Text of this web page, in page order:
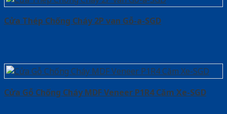
Cửa Thép Chống Cháy 2P van Gỗ-a-SGD
Cửa Gỗ Chống Cháy MDF Veneer P1R4 Căm Xe-SGD